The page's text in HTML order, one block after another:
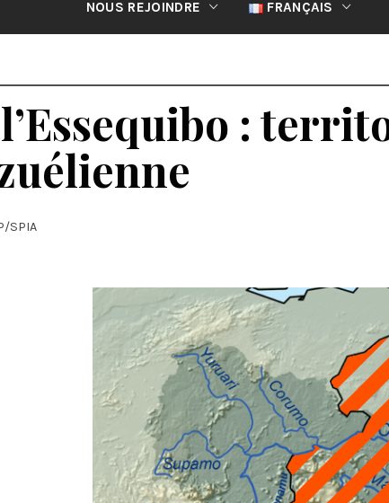
NOUS REJOINDRE FRANÇAIS
:
SPIA